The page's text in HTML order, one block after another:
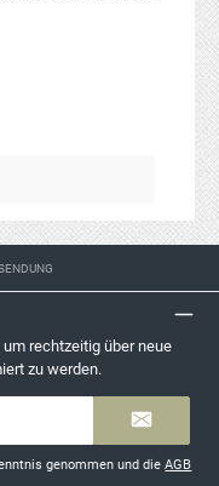
Gr. US44, Hose Gr.
rechtzeitig über neue
zu werden.
genommen und dieAGB